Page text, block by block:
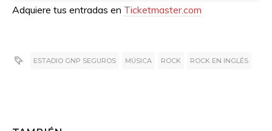
Adquiere tus entradas en Ticketmaster.com
ESTADIO GNP SEGUROS MÚSICA ROCK ROCK EN INGLÉS